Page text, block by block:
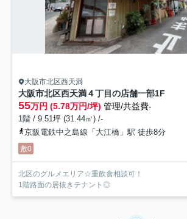
大阪市北区西天満
大阪市北区西天満４丁目の店舗一部1F
55万円 (5.78万円/坪) 管理/共益費-
1階 / 9.51坪 (31.44㎡) /-
京阪電鉄中之島線「大江橋」駅 徒歩8分
敷0
北区のグルメエリア☆重飲食相談可！
1階路面の居抜きテナント◎